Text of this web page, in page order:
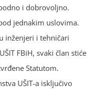
i dobrovoljno.
jednakim uslovima.
inženjeri i tehničari
FBiH, svaki član stiće
Statutom.
UŠIT-a isključivo